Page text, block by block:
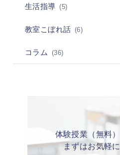
生活指導 (5)
教室こぼれ話 (6)
コラム (36)
体験授業（無料
まずはお気軽